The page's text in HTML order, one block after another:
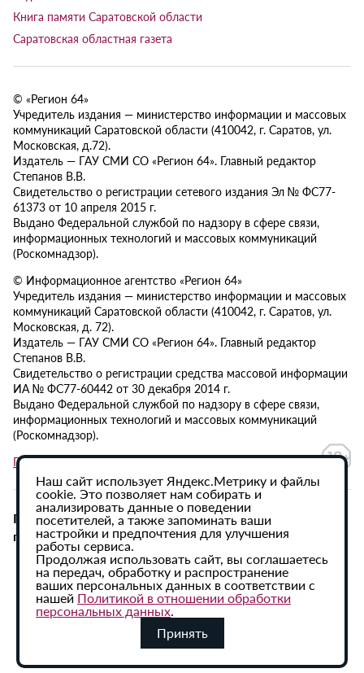
Книга памяти Саратовской области
Саратовская областная газета
© «Регион 64»
Учредитель издания — министерство информации и массовых
коммуникаций Саратовской области (410042, г. Саратов, ул.
Московская, д.72).
Издатель — ГАУ СМИ СО «Регион 64». Главный редактор
Степанов В.В.
Свидетельство о регистрации сетевого издания Эл № ФС77-
61373 от 10 апреля 2015 г.
Выдано Федеральной службой по надзору в сфере связи,
информационных технологий и массовых коммуникаций
(Роскомнадзор).
© Информационное агентство «Регион 64»
Учредитель издания — министерство информации и массовых
коммуникаций Саратовской области (410042, г. Саратов, ул.
Московская, д. 72).
Издатель — ГАУ СМИ СО «Регион 64». Главный редактор
Степанов В.В.
Свидетельство о регистрации средства массовой информации
ИА № ФС77-60442 от 30 декабря 2014 г.
Выдано Федеральной службой по надзору в сфере связи,
информационных технологий и массовых коммуникаций
(Роскомнадзор).
Политика в отношении обработки персональных данных
При использовании материалов сайта активная
гиперссылка на ИА «Регион 64» обязательна.
Наш сайт использует Яндекс.Метрику и файлы
cookie. Это позволяет нам собирать и
анализировать данные о поведении
посетителей, а также запоминать ваши
настройки и предпочтения для улучшения
работы сервиса.
Продолжая использовать сайт, вы соглашаетесь
на передач, обработку и распространение
ваших персональных данных в соответствии с
нашей Политикой в отношении обработки
персональных данных.
Принять